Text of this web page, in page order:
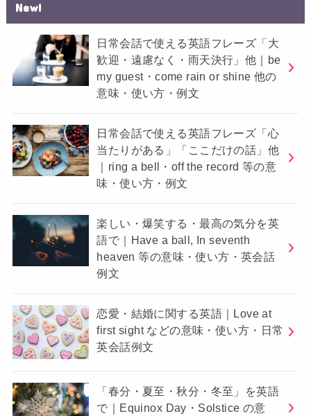
New!
日常会話で使える英語フレーズ「大
歓迎・遠慮なく・雨天決行」他｜be
my guest・come rain or shine 他の
意味・使い方・例文
日常会話で使える英語フレーズ「心
当たりがある」「ここだけの話」他
｜ring a bell・off the record 等の意
味・使い方・例文
楽しい・爆笑する・最高の気分を英
語で｜Have a ball, In seventh
heaven 等の意味・使い方・英会話
例文
恋愛・結婚に関する英語｜Love at
first sight などの意味・使い方・日常
英会話例文
「春分・夏至・秋分・冬至」を英語
で｜Equinox Day・Solstice の意